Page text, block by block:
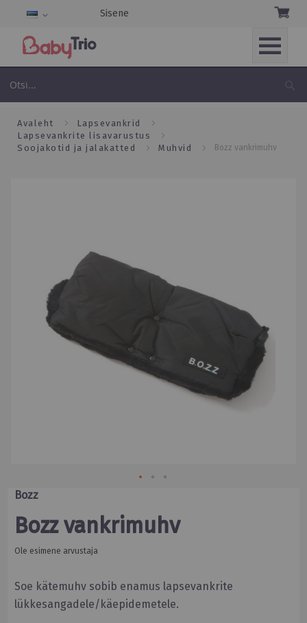
Sisene
Skip
Content
Keel
avaleht
lapsevankrid
lapsevankrite lisavarustus
soojakotid ja jalakatted
muhvid bozz vankrimuhv
Skip
the
beginning
the
Bozz
Soe kätemuhv sobib enamus lapsevankrite
lükkesangadele/käepidemetele.
Bozz vankrimuhv
Ole esimene arvustaja